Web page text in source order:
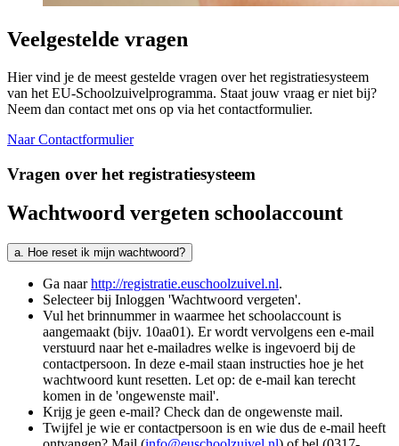
Veelgestelde vragen
Hier vind je de meest gestelde vragen over het registratiesysteem
van het EU-Schoolzuivelprogramma. Staat jouw vraag er niet bij?
Neem dan contact met ons op via het contactformulier.
Naar Contactformulier
Vragen over het registratiesysteem
Wachtwoord vergeten schoolaccount
a. Hoe reset ik mijn wachtwoord?
Ga naarhttp://registratie.euschoolzuivel.nl.
Selecteer bij Inloggen 'Wachtwoord vergeten'.
Vul het brinnummer in waarmee het schoolaccount is
aangemaakt (bijv. 10aa01). Er wordt vervolgens een e-mail
verstuurd naar het e-mailadres welke is ingevoerd bij de
contactpersoon. In deze e-mail staan instructies hoe je het
wachtwoord kunt resetten. Let op: de e-mail kan terecht
komen in de 'ongewenste mail'.
Krijg je geen e-mail? Check dan de ongewenste mail.
Twijfel je wie er contactpersoon is en wie dus de e-mail heeft